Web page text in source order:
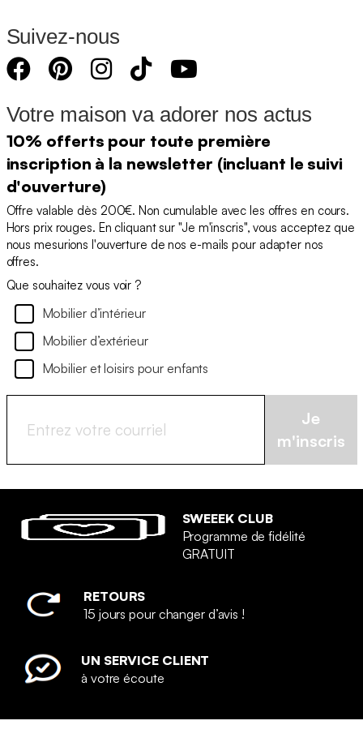
Suivez-nous
Votre maison va adorer nos actus
10% offerts pour toute première
inscription à la newsletter (incluant le suivi
d'ouverture)
Offre valable dès 200€. Non cumulable avec les offres en cours.
Hors prix rouges. En cliquant sur "Je m'inscris", vous acceptez que
nous mesurions l'ouverture de nos e-mails pour adapter nos
offres.
Que souhaitez vous voir ?
Mobilier d’intérieur
Mobilier d’extérieur
Mobilier et loisirs pour enfants
Je
m'inscris
SWEEEK CLUB
Programme de fidélité
GRATUIT
RETOURS
15 jours pour changer d’avis !
UN SERVICE CLIENT
à votre écoute